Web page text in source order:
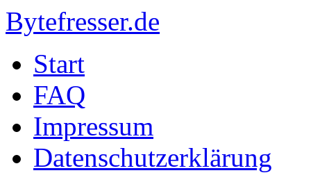
Bytefresser.de
Start
FAQ
Impressum
Datenschutzerklärung